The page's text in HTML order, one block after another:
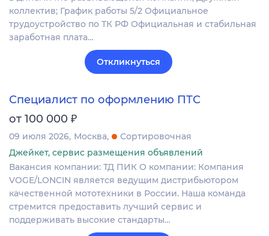
коллектив; График работы 5/2 Официальное
трудоустройство по ТК РФ Официальная и стабильная
заработная плата…
Откликнуться
Специалист по оформлению ПТС
от 100 000 ₽
09 июля 2026 Москва
Сортировочная
Джейкет, сервис размещения объявлений
Вакансия компании: ТД ПИК О компании: Компания
VOGE/LONCIN является ведущим дистрибьютором
качественной мототехники в России. Наша команда
стремится предоставить лучший сервис и
поддерживать высокие стандарты…